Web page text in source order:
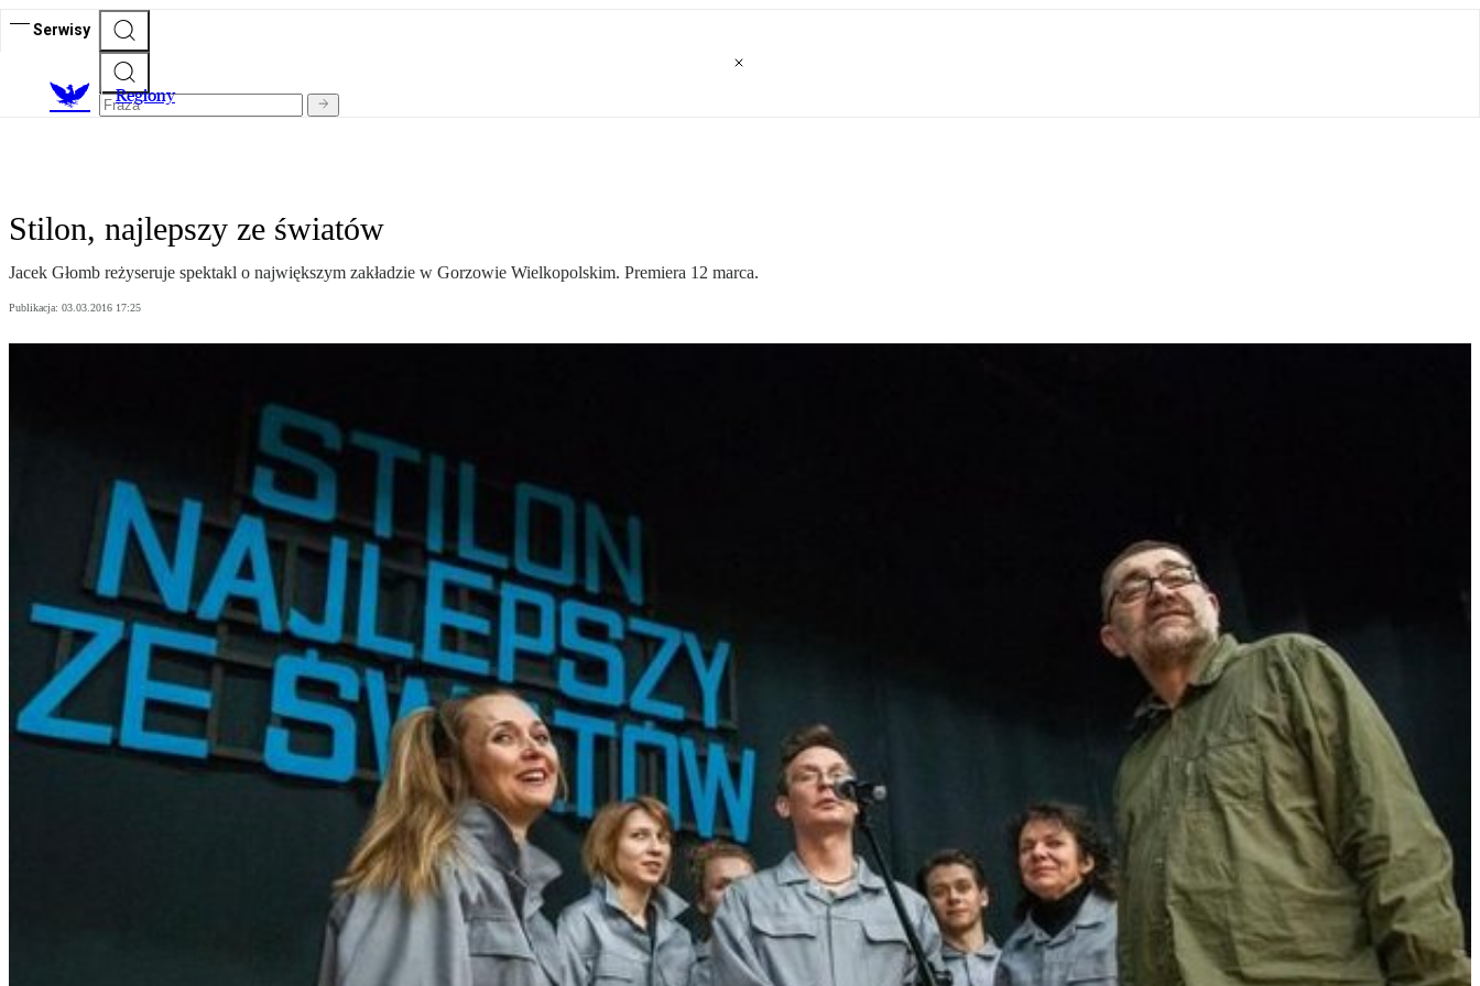
Serwisy
Regiony
Stilon, najlepszy ze światów
Jacek Głomb reżyseruje spektakl o największym zakładzie w Gorzowie Wielkopolskim. Premiera 12 marca.
Publikacja: 03.03.2016 17:25